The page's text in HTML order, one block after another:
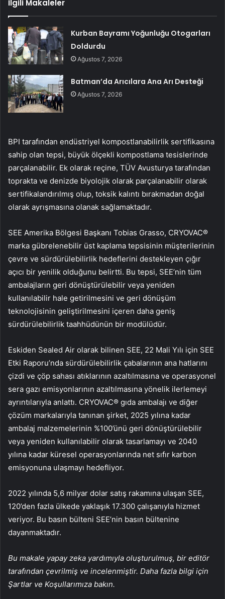
İlgili Makaleler
Kurban Bayramı Yoğunluğu Otogarları
Doldurdu
Ağustos 7, 2026
Batman’da Arıcılara Ana Arı Desteği
Ağustos 7, 2026
BPI tarafından endüstriyel kompostlanabilirlik sertifikasına
sahip olan tepsi, büyük ölçekli kompostlama tesislerinde
parçalanabilir. Ek olarak reçine, TÜV Avusturya tarafından
toprakta ve denizde biyolojik olarak parçalanabilir olarak
sertifikalandırılmış olup, toksik kalıntı bırakmadan doğal
olarak ayrışmasına olanak sağlamaktadır.
SEE Amerika Bölgesi Başkanı Tobias Grasso, CRYOVAC®
marka gübrelenebilir üst kaplama tepsisinin müşterilerinin
çevre ve sürdürülebilirlik hedeflerini destekleyen çığır
açıcı bir yenilik olduğunu belirtti. Bu tepsi, SEE’nin tüm
ambalajların geri dönüştürülebilir veya yeniden
kullanılabilir hale getirilmesini ve geri dönüşüm
teknolojisinin geliştirilmesini içeren daha geniş
sürdürülebilirlik taahhüdünün bir modülüdür.
Eskiden Sealed Air olarak bilinen SEE, 22 Mali Yılı için SEE
Etki Raporu’nda sürdürülebilirlik çabalarının ana hatlarını
çizdi ve çöp sahası atıklarının azaltılmasına ve operasyonel
sera gazı emisyonlarının azaltılmasına yönelik ilerlemeyi
ayrıntılarıyla anlattı. CRYOVAC® gıda ambalajı ve diğer
çözüm markalarıyla tanınan şirket, 2025 yılına kadar
ambalaj malzemelerinin %100’ünü geri dönüştürülebilir
veya yeniden kullanılabilir olarak tasarlamayı ve 2040
yılına kadar küresel operasyonlarında net sıfır karbon
emisyonuna ulaşmayı hedefliyor.
2022 yılında 5,6 milyar dolar satış rakamına ulaşan SEE,
120’den fazla ülkede yaklaşık 17.300 çalışanıyla hizmet
veriyor. Bu basın bülteni SEE’nin basın bültenine
dayanmaktadır.
Bu makale yapay zeka yardımıyla oluşturulmuş, bir editör
tarafından çevrilmiş ve incelenmiştir. Daha fazla bilgi için
Şartlar ve Koşullarımıza bakın.